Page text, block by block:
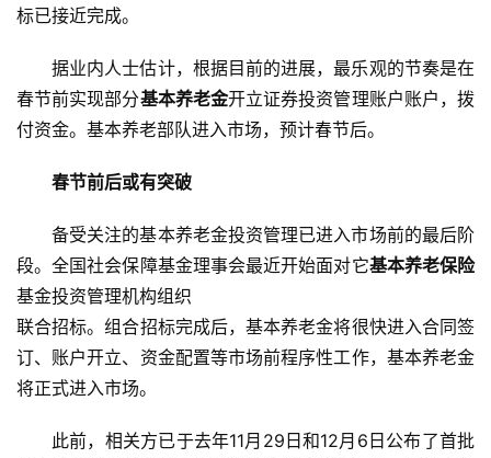
标已接近完成。
据业内人士估计，根据目前的进展，最乐观的节奏是在
春节前实现部分基本养老金开立证券投资管理账户账户，拨
付资金。基本养老部队进入市场，预计春节后。
春节前后或有突破
备受关注的基本养老金投资管理已进入市场前的最后阶
段。全国社会保障基金理事会最近开始面对它基本养老保险
基金投资管理机构组织
联合招标。组合招标完成后，基本养老金将很快进入合同签
订、账户开立、资金配置等市场前程序性工作，基本养老金
将正式进入市场。
此前，相关方已于去年11月29日和12月6日公布了首批